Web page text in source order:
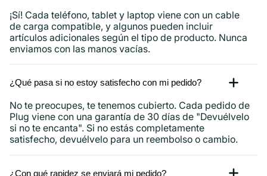
¡Sí! Cada teléfono, tablet y laptop viene con un cable
de carga compatible, y algunos pueden incluir
artículos adicionales según el tipo de producto. Nunca
enviamos con las manos vacías.
¿Qué pasa si no estoy satisfecho con mi pedido?
No te preocupes, te tenemos cubierto. Cada pedido de
Plug viene con una garantía de 30 días de "Devuélvelo
si no te encanta". Si no estás completamente
satisfecho, devuélvelo para un reembolso o cambio.
¿Con qué rapidez se enviará mi pedido?